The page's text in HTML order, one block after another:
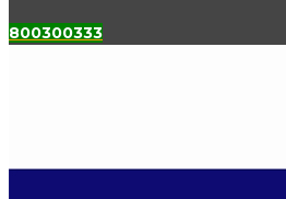
800300333